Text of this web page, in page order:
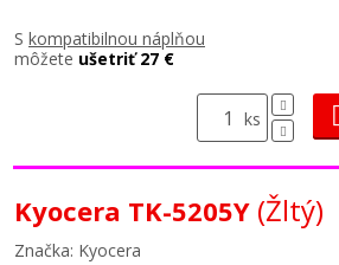
S kompatibilnou náplňou
môžete ušetriť 27 €
ks
Kyocera TK-5205Y (Žltý)
Značka: Kyocera